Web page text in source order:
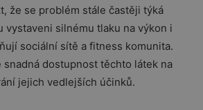
že se problém stále častěji týká
vystaveni silnému tlaku na výkon i
sociální sítě a fitness komunita.
snadná dostupnost těchto látek na
jejich vedlejších účinků.